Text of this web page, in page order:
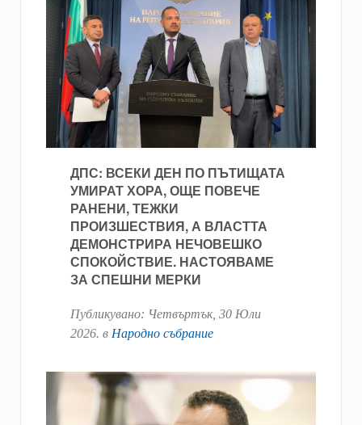
ДПС: ВСЕКИ ДЕН ПО ПЪТИЩАТА
УМИРАТ ХОРА, ОЩЕ ПОВЕЧЕ
РАНЕНИ, ТЕЖКИ
ПРОИЗШЕСТВИЯ, А ВЛАСТТА
ДЕМОНСТРИРА НЕЧОВЕШКО
СПОКОЙСТВИЕ. НАСТОЯВАМЕ
ЗА СПЕШНИ МЕРКИ
Публикувано: Четвъртък, 30 Юли
2026. в Народно събрание